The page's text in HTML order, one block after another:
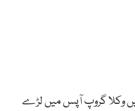
وکلا گروپ آپس میں لڑے